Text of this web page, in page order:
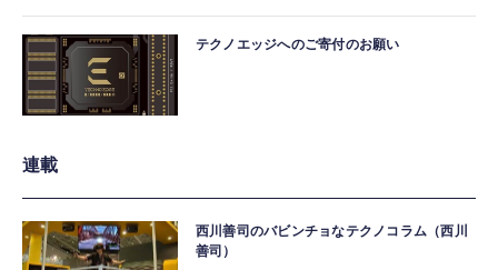
テクノエッジへのご寄付のお願い
連載
西川善司のバビンチョなテクノコラム（西川
善司）